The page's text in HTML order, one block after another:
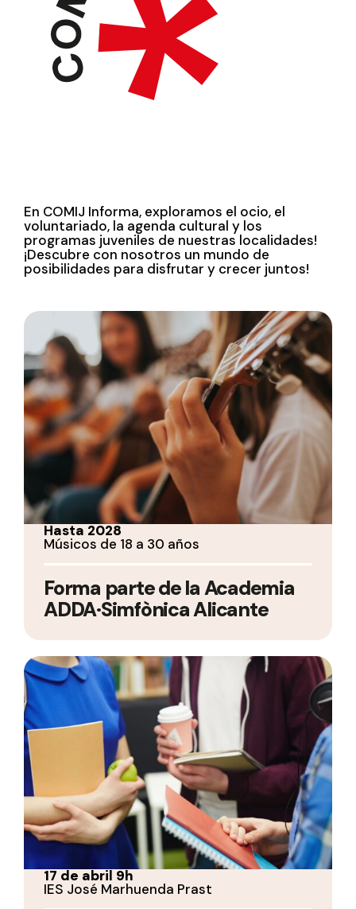
En COMIJ Informa, exploramos el ocio, el
voluntariado, la agenda cultural y los
programas juveniles de nuestras localidades!
¡Descubre con nosotros un mundo de
posibilidades para disfrutar y crecer juntos!
Hasta 2028
Músicos de 18 a 30 años
Forma parte de la Academia
ADDA·Simfònica Alicante
17 de abril 9h
IES José Marhuenda Prast